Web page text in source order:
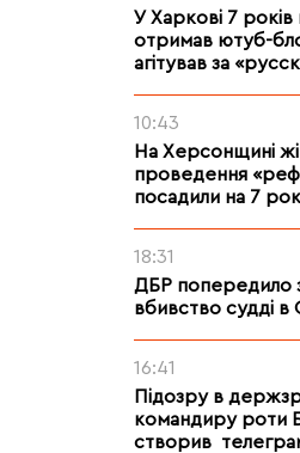
У Харкові 7 років
отримав ютуб-
агітував за
10:43
На Херсонщині
проведення
посадили на 7
18:31
ДБР попередило
вбивство судді в
16:41
Підозру в
командиру роти
створив